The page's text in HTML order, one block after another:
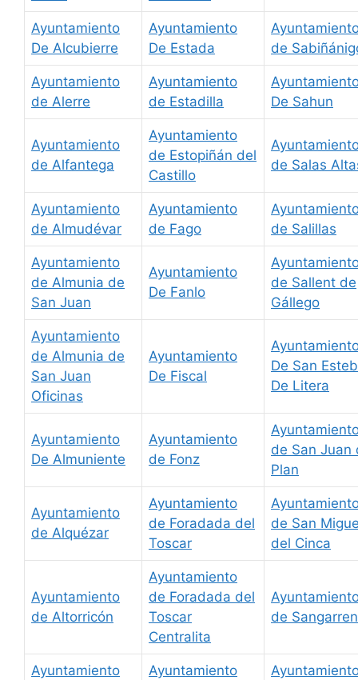
Ayuntamiento
De Alcubierre
Ayuntamiento
De Estada
de
Ayuntamiento
de Alerre
Ayuntamiento
de Estadilla
De Sahun
Ayuntamiento
de Alfantega
Ayuntamiento
de Estopiñán del
Castillo
de Salas
Ayuntamiento
de Almudévar
Ayuntamiento
de Fago
de Salillas
Ayuntamiento
de Almunia de
San Juan
Ayuntamiento
De Fanlo
de Sallent de
Gállego
Ayuntamiento
de Almunia de
San Juan
Oficinas
Ayuntamiento
De Fiscal
De San
De Litera
Ayuntamiento
De Almuniente
Ayuntamiento
de Fonz
de San Juan
Plan
Ayuntamiento
de Alquézar
Ayuntamiento
de Foradada del
Toscar
de San
del Cinca
Ayuntamiento
de Altorricón
Ayuntamiento
de Foradada del
Toscar
Centralita
de Sangarren
Ayuntamiento
Ayuntamiento